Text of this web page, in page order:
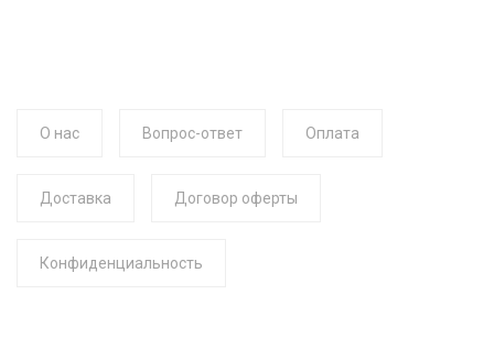
О нас Вопрос-ответ Оплата
Доставка Договор оферты
Конфиденциальность